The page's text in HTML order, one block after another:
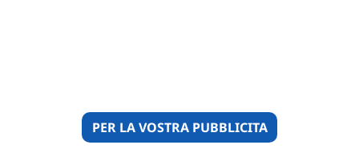
PER LA VOSTRA PUBBLICITA